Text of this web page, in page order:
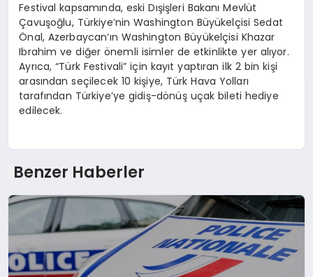
Festival kapsamında, eski Dışişleri Bakanı Mevlüt
Çavuşoğlu, Türkiye’nin Washington Büyükelçisi Sedat
Önal, Azerbaycan’ın Washington Büyükelçisi Khazar
Ibrahim ve diğer önemli isimler de etkinlikte yer alıyor.
Ayrıca, “Türk Festivali” için kayıt yaptıran ilk 2 bin kişi
arasından seçilecek 10 kişiye, Türk Hava Yolları
tarafından Türkiye’ye gidiş-dönüş uçak bileti hediye
edilecek.
Benzer Haberler